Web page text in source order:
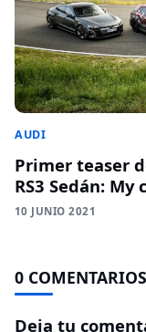
AUDI
Primer teaser
RS3 Sedán:
10 JUNIO 2021
0 COMENTARIOS
Deja tu